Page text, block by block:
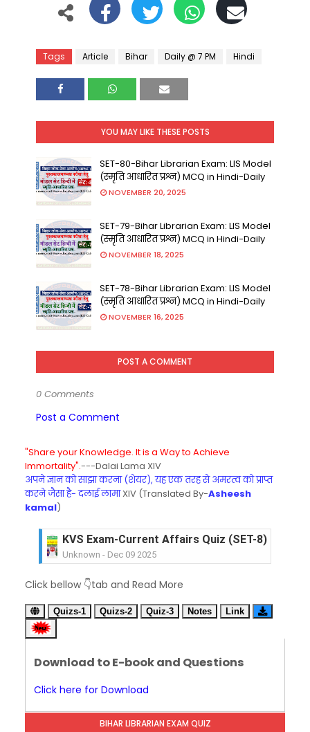
Tags Article Bihar Daily @ 7 PM Hindi
YOU MAY LIKE THESE POSTS
SET-80-Bihar Librarian Exam: LIS Model
(स्मृति आधारित प्रश्न) MCQ in Hindi-Daily
NOVEMBER 20, 2025
SET-79-Bihar Librarian Exam: LIS Model
(स्मृति आधारित प्रश्न) MCQ in Hindi-Daily
NOVEMBER 18, 2025
SET-78-Bihar Librarian Exam: LIS Model
(स्मृति आधारित प्रश्न) MCQ in Hindi-Daily
NOVEMBER 16, 2025
POST A COMMENT
0 Comments
Post a Comment
"Share your Knowledge. It is a Way to Achieve
Immortality".---Dalai Lama XIV
अपने ज्ञान को साझा करना (शेयर), यह एक तरह से अमरत्व को प्राप्त
करने जैसा है- दलाई लामाXIV (Translated By-Asheesh
kamal)
KVS Exam-Current Affairs Quiz (SET-8) in
Unknown - Dec 09 2025
Unknown- Dec 08 2025
KVS Exam-Current Affairs Quiz (SET-6) in
Unknown-Dec 07 2025
KVS Exam-Current Affairs Quiz (SET-4) in
KVS Exam-Current Affairs Quiz (SET-3) in Hindi
Unknown-Dec 04 2025
KVS Exam-Current Affairs Quiz (SET-2) in
Click bellow 👇tab and Read More
Quizs-1 Quizs-2 Quiz-3 Notes Link
Download to E-book and Questions
Click here for Download
BIHAR LIBRARIAN EXAM QUIZ